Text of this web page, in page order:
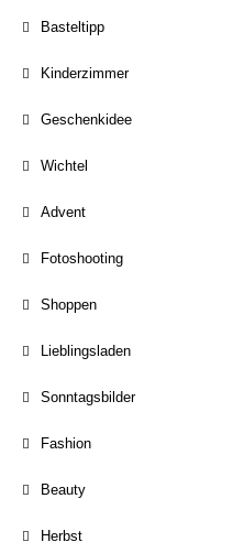
Basteltipp
Kinderzimmer
Geschenkidee
Wichtel
Advent
Fotoshooting
Shoppen
Lieblingsladen
Sonntagsbilder
Fashion
Beauty
Herbst